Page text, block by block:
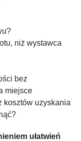
niż wystawca
bez
miejsce
kosztów uzyskania
ułatwień